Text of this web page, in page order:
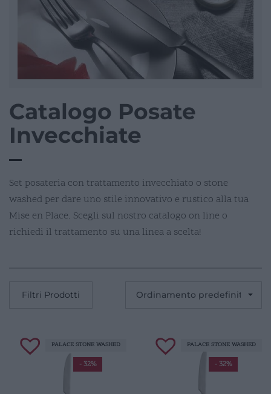
Catalogo Posate
Invecchiate
Set posateria con trattamento invecchiato o stone
washed per dare uno stile innovativo e rustico alla tua
Mise en Place. Scegli sul nostro catalogo on line o
richiedi il trattamento su una linea a scelta!
Filtri Prodotti
- 32%
PALACE STONE WASHED
- 32%
PALACE STONE WASHED